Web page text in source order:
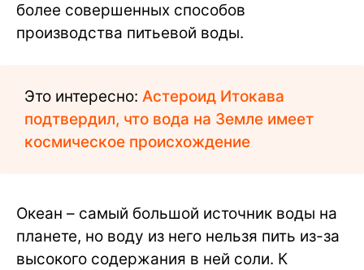
более совершенных способов
производства питьевой воды.
Это интересно: Астероид Итокава
подтвердил, что вода на Земле имеет
космическое происхождение
Океан – самый большой источник воды на
планете, но воду из него нельзя пить из-за
высокого содержания в ней соли. К